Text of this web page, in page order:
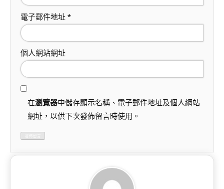
電子郵件地址 *
個人網站網址
在瀏覽器中儲存顯示名稱、電子郵件地址及個人網站
網址，以供下次發佈留言時使用。